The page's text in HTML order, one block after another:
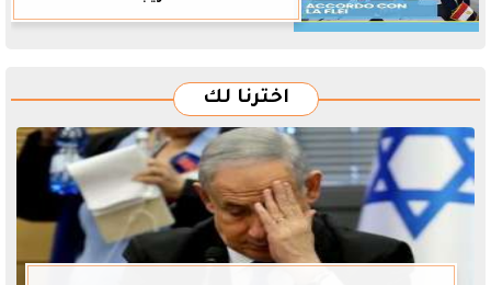
اخترنا لك